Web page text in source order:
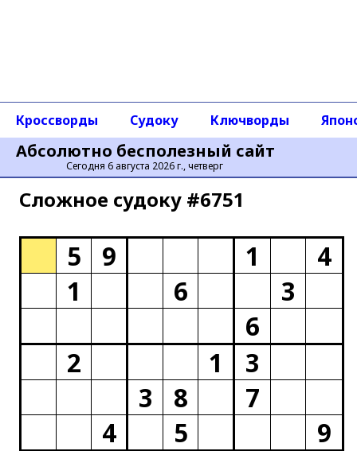
Абсолютно бесполезный сайт
Сегодня 6 августа 2026 г., четверг
Кроссворды Судоку Ключворды
Сложное cудоку #6751
5 9 1
4
1
6
3
6
2
1
3
3
8
7
4
5
9